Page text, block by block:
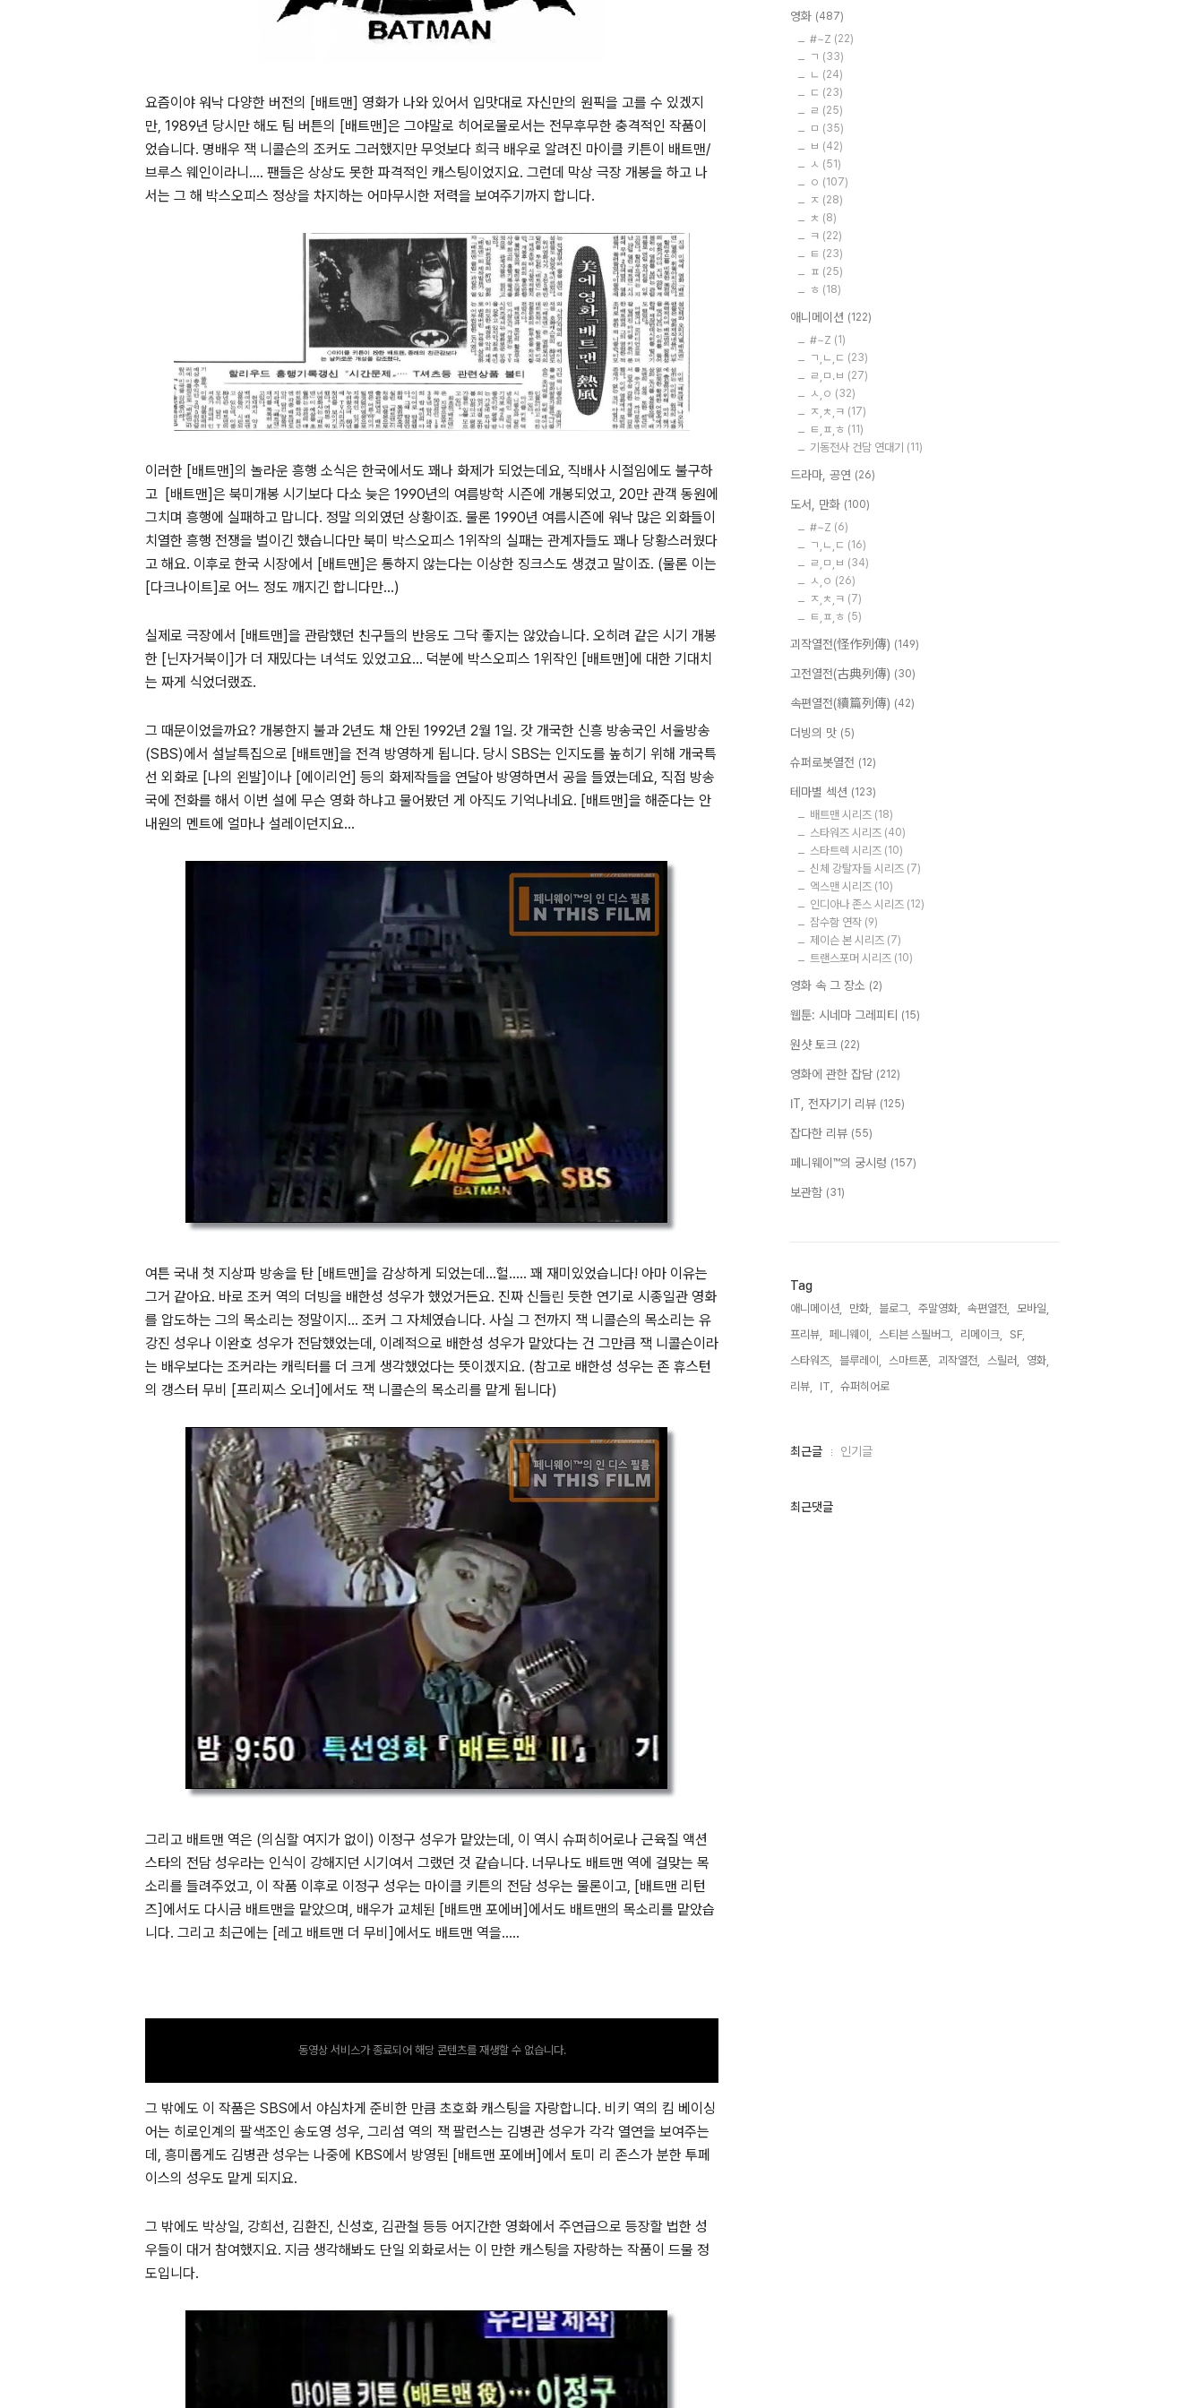
요즘이야 워낙 다양한 버전의 [배트맨] 영화가 나와 있어서 입맛대로 자신만의 원픽을 고를 수 있겠지
만, 1989년 당시만 해도 팀 버튼의 [배트맨]은 그야말로 히어로물로서는 전무후무한 충격적인 작품이
었습니다. 명배우 잭 니콜슨의 조커도 그러했지만 무엇보다 희극 배우로 알려진 마이클 키튼이 배트맨/
브루스 웨인이라니.... 팬들은 상상도 못한 파격적인 캐스팅이었지요. 그런데 막상 극장 개봉을 하고 나
서는 그 해 박스오피스 정상을 차지하는 어마무시한 저력을 보여주기까지 합니다.
이러한 [배트맨]의 놀라운 흥행 소식은 한국에서도 꽤나 화제가 되었는데요, 직배사 시절임에도 불구하
고 [배트맨]은 북미개봉 시기보다 다소 늦은 1990년의 여름방학 시즌에 개봉되었고, 20만 관객 동원에
그치며 흥행에 실패하고 맙니다. 정말 의외였던 상황이죠. 물론 1990년 여름시즌에 워낙 많은 외화들이
치열한 흥행 전쟁을 벌이긴 했습니다만 북미 박스오피스 1위작의 실패는 관계자들도 꽤나 당황스러웠다
고 해요. 이후로 한국 시장에서 [배트맨]은 통하지 않는다는 이상한 징크스도 생겼고 말이죠. (물론 이는
[다크나이트]로 어느 정도 깨지긴 합니다만...)
실제로 극장에서 [배트맨]을 관람했던 친구들의 반응도 그닥 좋지는 않았습니다. 오히려 같은 시기 개봉
한 [닌자거북이]가 더 재밌다는 녀석도 있었고요... 덕분에 박스오피스 1위작인 [배트맨]에 대한 기대치
는 짜게 식었더랬죠.
그 때문이었을까요? 개봉한지 불과 2년도 채 안된 1992년 2월 1일. 갓 개국한 신흥 방송국인 서울방송
(SBS)에서 설날특집으로 [배트맨]을 전격 방영하게 됩니다. 당시 SBS는 인지도를 높히기 위해 개국특
선 외화로 [나의 왼발]이나 [에이리언] 등의 화제작들을 연달아 방영하면서 공을 들였는데요, 직접 방송
국에 전화를 해서 이번 설에 무슨 영화 하냐고 물어봤던 게 아직도 기억나네요. [배트맨]을 해준다는 안
내원의 멘트에 얼마나 설레이던지요...
여튼 국내 첫 지상파 방송을 탄 [배트맨]을 감상하게 되었는데...헐..... 꽤 재미있었습니다! 아마 이유는
그거 같아요. 바로 조커 역의 더빙을 배한성 성우가 했었거든요. 진짜 신들린 듯한 연기로 시종일관 영화
를 압도하는 그의 목소리는 정말이지... 조커 그 자체였습니다. 사실 그 전까지 잭 니콜슨의 목소리는 유
강진 성우나 이완호 성우가 전담했었는데, 이례적으로 배한성 성우가 맡았다는 건 그만큼 잭 니콜슨이라
는 배우보다는 조커라는 캐릭터를 더 크게 생각했었다는 뜻이겠지요. (참고로 배한성 성우는 존 휴스턴
의 갱스터 무비 [프리찌스 오너]에서도 잭 니콜슨의 목소리를 맡게 됩니다)
그리고 배트맨 역은 (의심할 여지가 없이) 이정구 성우가 맡았는데, 이 역시 슈퍼히어로나 근육질 액션
스타의 전담 성우라는 인식이 강해지던 시기여서 그랬던 것 같습니다. 너무나도 배트맨 역에 걸맞는 목
소리를 들려주었고, 이 작품 이후로 이정구 성우는 마이클 키튼의 전담 성우는 물론이고, [배트맨 리턴
즈]에서도 다시금 배트맨을 맡았으며, 배우가 교체된 [배트맨 포에버]에서도 배트맨의 목소리를 맡았습
니다. 그리고 최근에는 [레고 배트맨 더 무비]에서도 배트맨 역을.....
동영상 서비스가 종료되어 해당 콘텐츠를 재생할 수 없습니다.
그 밖에도 이 작품은 SBS에서 야심차게 준비한 만큼 초호화 캐스팅을 자랑합니다. 비키 역의 킴 베이싱
어는 히로인계의 팔색조인 송도영 성우, 그리섬 역의 잭 팔런스는 김병관 성우가 각각 열연을 보여주는
데, 흥미롭게도 김병관 성우는 나중에 KBS에서 방영된 [배트맨 포에버]에서 토미 리 존스가 분한 투페
이스의 성우도 맡게 되지요.
그 밖에도 박상일, 강희선, 김환진, 신성호, 김관철 등등 어지간한 영화에서 주연급으로 등장할 법한 성
우들이 대거 참여했지요. 지금 생각해봐도 단일 외화로서는 이 만한 캐스팅을 자랑하는 작품이 드물 정
도입니다.
영화 (487)
#~Z (22)
ㄱ (33)
ㄴ (24)
ㄷ (23)
ㄹ (25)
ㅁ (35)
ㅂ (42)
ㅅ (51)
ㅇ (107)
ㅈ (28)
ㅊ (8)
ㅋ (22)
ㅌ (23)
ㅍ (25)
ㅎ (18)
애니메이션 (122)
#~Z (1)
ㄱ,ㄴ,ㄷ (23)
ㄹ,ㅁ.ㅂ (27)
ㅅ,ㅇ (32)
ㅈ,ㅊ,ㅋ (17)
ㅌ,ㅍ,ㅎ (11)
기동전사 건담 연대기 (11)
드라마, 공연 (26)
도서, 만화 (100)
#~Z (6)
ㄱ,ㄴ,ㄷ (16)
ㄹ,ㅁ,ㅂ (34)
ㅅ,ㅇ (26)
ㅈ,ㅊ,ㅋ (7)
ㅌ,ㅍ,ㅎ (5)
괴작열전(怪作列傳) (149)
고전열전(古典列傳) (30)
속편열전(續篇列傳) (42)
더빙의 맛 (5)
슈퍼로봇열전 (12)
테마별 섹션 (123)
배트맨 시리즈 (18)
스타워즈 시리즈 (40)
스타트렉 시리즈 (10)
신체 강탈자들 시리즈 (7)
엑스맨 시리즈 (10)
인디아나 존스 시리즈 (12)
잠수함 연작 (9)
제이슨 본 시리즈 (7)
트랜스포머 시리즈 (10)
영화 속 그 장소 (2)
웹툰: 시네마 그레피티 (15)
원샷 토크 (22)
영화에 관한 잡담 (212)
IT, 전자기기 리뷰 (125)
잡다한 리뷰 (55)
페니웨이™의 궁시렁 (157)
보관함 (31)
Tag
애니메이션, 만화, 블로그, 주말영화, 속편열전,
모바일,
프리뷰,
페니웨이, 스티븐 스필버그, 리메이크,
SF,
스타워즈,
블루레이, 스마트폰, 괴작열전, 스릴러,
영화,
리뷰,
IT, 슈퍼히어로,
최
인
최근글 인기글
최근댓글